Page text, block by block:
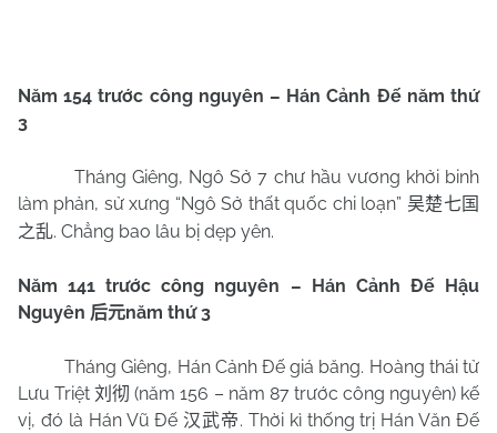
Năm 154 trước công nguyên – Hán Cảnh Đế năm thứ
3
Tháng Giêng, Ngô Sở 7 chư hầu vương khởi binh
làm phản, sử xưng “Ngô Sở thất quốc chi loạn” 吴楚七国
之乱. Chẳng bao lâu bị dẹp yên.
Năm 141 trước công nguyên – Hán Cảnh Đế Hậu
Nguyên 后元năm thứ 3
Tháng Giêng, Hán Cảnh Đế giá băng. Hoàng thái tử
Lưu Triệt刘彻 (năm 156 – năm 87 trước công nguyên) kế
vị, đó là Hán Vũ Đế 汉武帝. Thời kì thống trị Hán Văn Đế